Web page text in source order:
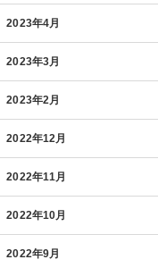
2023年4月
2023年3月
2023年2月
2022年12月
2022年11月
2022年10月
2022年9月